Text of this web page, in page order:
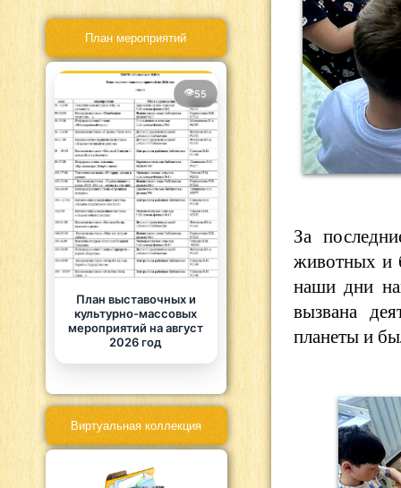
План мероприятий
55
План выставочных и
культурно-массовых
мероприятий на август
2026 год
Виртуальная коллекция
За
животных и
наши дни
вызвана
планеты и